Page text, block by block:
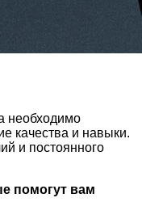
необходимо
качества и навыки.
и постоянного
помогут вам